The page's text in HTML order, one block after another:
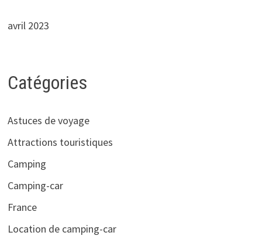
avril 2023
Catégories
Astuces de voyage
Attractions touristiques
Camping
Camping-car
France
Location de camping-car